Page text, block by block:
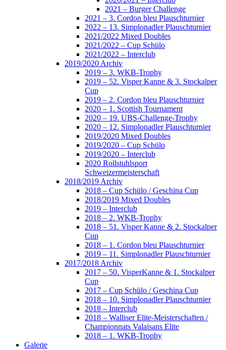
2021 – Burger Challenge
2021 – 3. Cordon bleu Plauschturnier
2022 – 13. Simplonadler Plauschturnier
2021/2022 Mixed Doubles
2021/2022 – Cup Schülo
2021/2022 – Interclub
2019/2020 Archiv
2019 – 3. WKB-Trophy
2019 – 52. Visper Kanne & 3. Stockalper
Cup
2019 – 2. Cordon bleu Plauschturnier
2020 – 1. Scottish Tournament
2020 – 19. UBS-Challenge-Trophy
2020 – 12. Simplonadler Plauschturnier
2019/2020 Mixed Doubles
2019/2020 – Cup Schülo
2019/2020 – Interclub
2020 Rollstuhlsport
Schweizermeisterschaft
2018/2019 Archiv
2018 – Cup Schülo / Geschina Cup
2018/2019 Mixed Doubles
2019 – Interclub
2018 – 2. WKB-Trophy
2018 – 51. Visper Kanne & 2. Stockalper
Cup
2018 – 1. Cordon bleu Plauschturnier
2019 – 11. Simplonadler Plauschturnier
2017/2018 Archiv
2017 – 50. VisperKanne & 1. Stockalper
Cup
2017 – Cup Schülo / Geschina Cup
2018 – 10. Simplonadler Plauschturnier
2018 – Interclub
2018 – Walliser Elite-Meisterschaften /
Championnats Valaisans Elite
2018 – 1. WKB-Trophy
Galerie